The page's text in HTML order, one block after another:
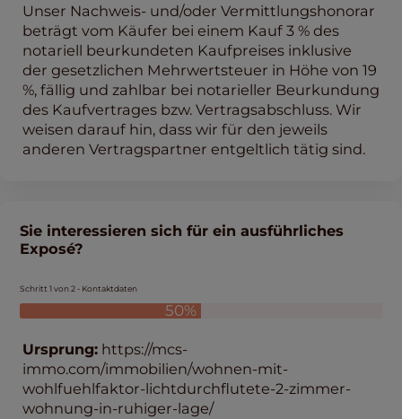
Unser Nachweis- und/oder Vermittlungshonorar
beträgt vom Käufer bei einem Kauf 3 % des
notariell beurkundeten Kaufpreises inklusive
der gesetzlichen Mehrwertsteuer in Höhe von 19
%, fällig und zahlbar bei notarieller Beurkundung
des Kaufvertrages bzw. Vertragsabschluss. Wir
weisen darauf hin, dass wir für den jeweils
anderen Vertragspartner entgeltlich tätig sind.
Sie interessieren sich für ein ausführliches
Exposé?
Schritt 1 von 2 - Kontaktdaten
50%
Ursprung: https://mcs-
immo.com/immobilien/wohnen-mit-
wohlfuehlfaktor-lichtdurchflutete-2-zimmer-
wohnung-in-ruhiger-lage/